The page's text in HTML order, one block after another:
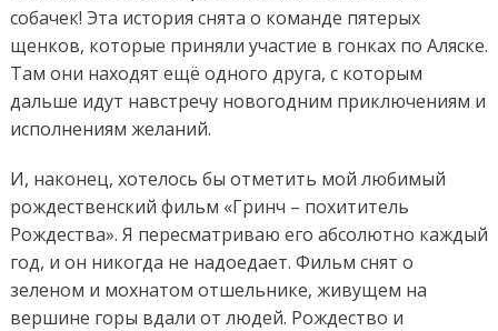
собачек! Эта история снята о команде пятерых
щенков, которые приняли участие в гонках по Аляске.
Там они находят ещё одного друга, с которым
дальше идут навстречу новогодним приключениям и
исполнениям желаний.
И, наконец, хотелось бы отметить мой любимый
рождественский фильм «Гринч – похититель
Рождества». Я пересматриваю его абсолютно каждый
год, и он никогда не надоедает. Фильм снят о
зеленом и мохнатом отшельнике, живущем на
вершине горы вдали от людей. Рождество и